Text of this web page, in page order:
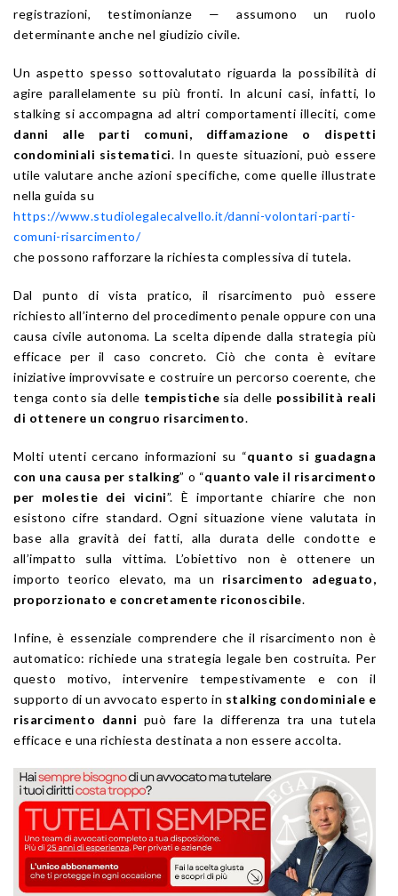
registrazioni, testimonianze — assumono un ruolo
determinante anche nel giudizio civile.
Un aspetto spesso sottovalutato riguarda la possibilità di
agire parallelamente su più fronti. In alcuni casi, infatti, lo
stalking si accompagna ad altri comportamenti illeciti, come
danni alle parti comuni, diffamazione o dispetti
condominiali sistematici. In queste situazioni, può essere
utile valutare anche azioni specifiche, come quelle illustrate
nella guida su
https://www.studiolegalecalvello.it/danni-volontari-parti-
comuni-risarcimento/
che possono rafforzare la richiesta complessiva di tutela.
Dal punto di vista pratico, il risarcimento può essere
richiesto all’interno del procedimento penale oppure con una
causa civile autonoma. La scelta dipende dalla strategia più
efficace per il caso concreto. Ciò che conta è evitare
iniziative improvvisate e costruire un percorso coerente, che
tenga conto sia delle tempistiche sia delle possibilità reali
di ottenere un congruo risarcimento.
Molti utenti cercano informazioni su “quanto si guadagna
con una causa per stalking” o “quanto vale il risarcimento
per molestie dei vicini”. È importante chiarire che non
esistono cifre standard. Ogni situazione viene valutata in
base alla gravità dei fatti, alla durata delle condotte e
all’impatto sulla vittima. L’obiettivo non è ottenere un
importo teorico elevato, ma un risarcimento adeguato,
proporzionato e concretamente riconoscibile.
Infine, è essenziale comprendere che il risarcimento non è
automatico: richiede una strategia legale ben costruita. Per
questo motivo, intervenire tempestivamente e con il
supporto di un avvocato esperto in stalking condominiale e
risarcimento danni può fare la differenza tra una tutela
efficace e una richiesta destinata a non essere accolta.